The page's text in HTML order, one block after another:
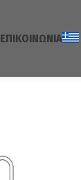
ΕΠΙΚΟΙΝΩΝΊΑ